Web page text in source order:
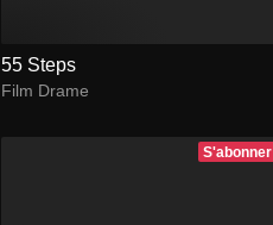
55 Steps
Film Drame
S'abonner